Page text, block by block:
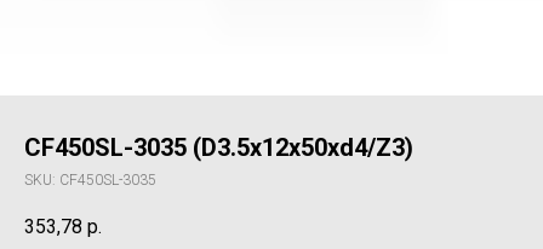
CF450SL-3035 (D3.5x12x50xd4/Z3)
SKU: CF450SL-3035
353,78 р.